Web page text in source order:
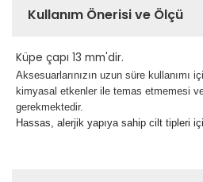
Kullanım Önerisi ve Ölçü
Küpe çapı 13 mm'dir.
Aksesuarlarınızın uzun süre kullanımı
kimyasal etkenler ile temas etmemesi
gerekmektedir.
Hassas, alerjik yapıya sahip cilt tipleri